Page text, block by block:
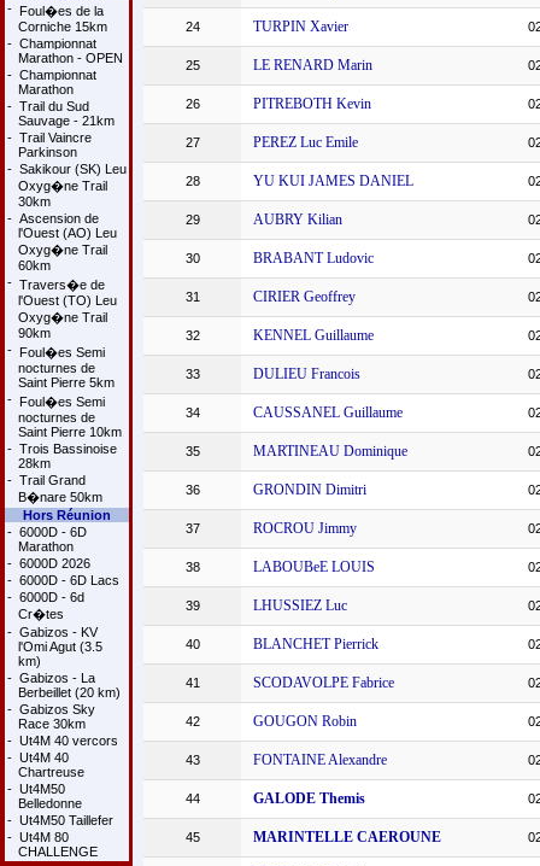
- Foul�es de la
Corniche 15km
- Championnat
Marathon - OPEN
- Championnat
Marathon
- Trail du Sud
Sauvage - 21km
- Trail Vaincre
Parkinson
- Sakikour (SK) Leu
Oxyg�ne Trail
30km
- Ascension de
l'Ouest (AO) Leu
Oxyg�ne Trail
60km
- Travers�e de
l'Ouest (TO) Leu
Oxyg�ne Trail
90km
- Foul�es Semi
nocturnes de
Saint Pierre 5km
- Foul�es Semi
nocturnes de
Saint Pierre 10km
- Trois Bassinoise
28km
- Trail Grand
B�nare 50km
Hors Réunion
- 6000D - 6D
Marathon
- 6000D 2026
- 6000D - 6D Lacs
- 6000D - 6d
Cr�tes
- Gabizos - KV
l'Omi Agut (3.5
km)
- Gabizos - La
Berbeillet (20 km)
- Gabizos Sky
Race 30km
- Ut4M 40 vercors
- Ut4M 40
Chartreuse
- Ut4M50
Belledonne
- Ut4M50 Taillefer
- Ut4M 80
CHALLENGE
24 TURPIN Xavier
25 LE RENARD Marin
26 PITREBOTH Kevin
27 PEREZ Luc Emile
28 YU KUI JAMES DANIEL
29 AUBRY Kilian
30 BRABANT Ludovic
31 CIRIER Geoffrey
32 KENNEL Guillaume
33 DULIEU Francois
34 CAUSSANEL Guillaume
35 MARTINEAU Dominique
36 GRONDIN Dimitri
37 ROCROU Jimmy
38 LABOUBeE LOUIS
39 LHUSSIEZ Luc
40 BLANCHET Pierrick
41 SCODAVOLPE Fabrice
42 GOUGON Robin
43 FONTAINE Alexandre
44 GALODE Themis
45 MARINTELLE CAEROUNE